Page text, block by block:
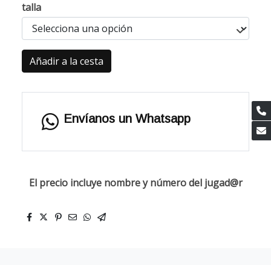
talla
Añadir a la cesta
Envíanos un Whatsapp
El precio incluye nombre y número del jugad@r